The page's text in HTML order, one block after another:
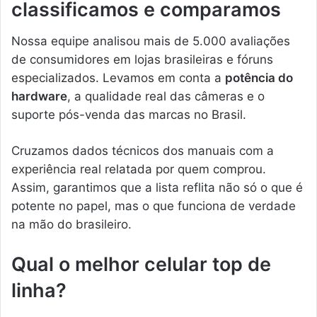
classificamos e comparamos
Nossa equipe analisou mais de 5.000 avaliações
de consumidores em lojas brasileiras e fóruns
especializados. Levamos em conta a potência do
hardware, a qualidade real das câmeras e o
suporte pós-venda das marcas no Brasil.
Cruzamos dados técnicos dos manuais com a
experiência real relatada por quem comprou.
Assim, garantimos que a lista reflita não só o que é
potente no papel, mas o que funciona de verdade
na mão do brasileiro.
Qual o melhor celular top de
linha?